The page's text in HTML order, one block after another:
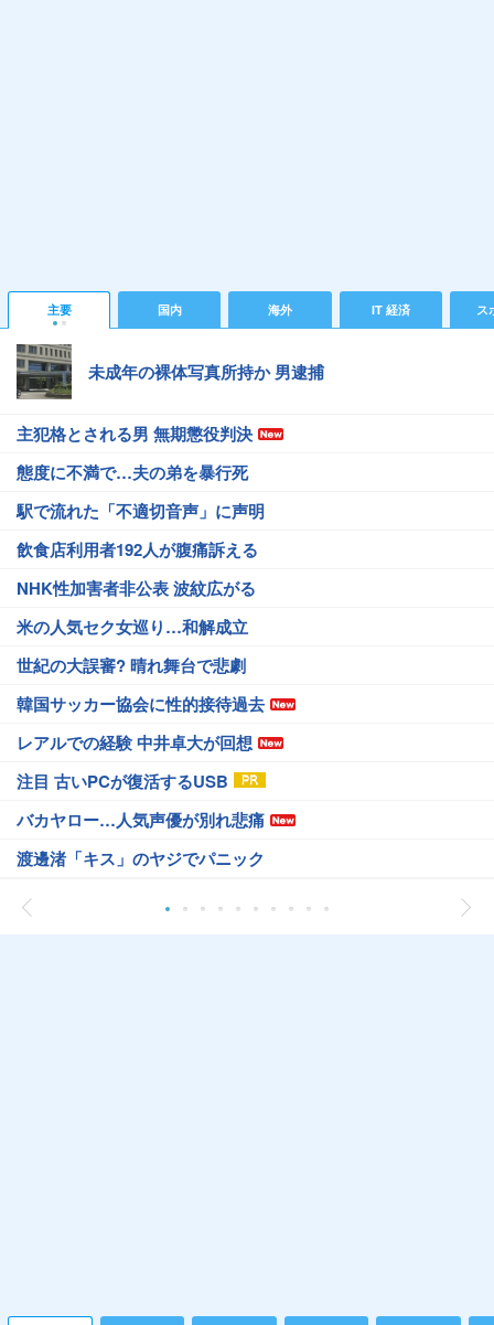
主要 国内 海外 IT 経済 ス
未成年の裸体写真所持か 男逮捕
主犯格とされる男 無期懲役判決
態度に不満で…夫の弟を暴行死
駅で流れた「不適切音声」に声明
飲食店利用者192人が腹痛訴える
NHK性加害者非公表 波紋広がる
米の人気セク女巡り…和解成立
世紀の大誤審? 晴れ舞台で悲劇
韓国サッカー協会に性的接待過去
レアルでの経験 中井卓大が回想
注目 古いPCが復活するUSB
バカヤロー…人気声優が別れ悲痛
渡邊渚「キス」のヤジでパニック